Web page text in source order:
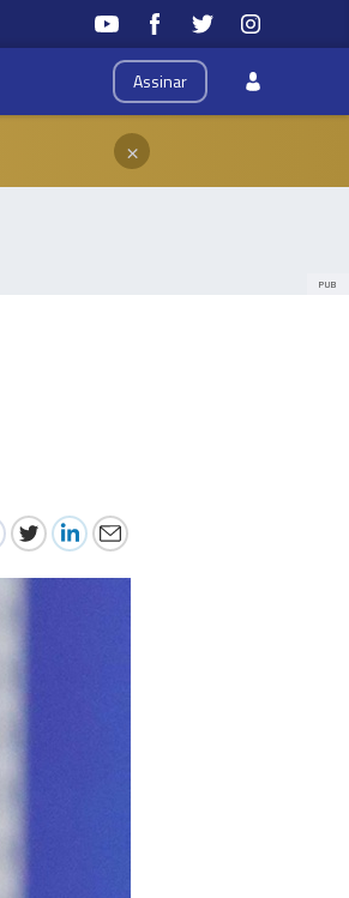
Assinar
×
PUB